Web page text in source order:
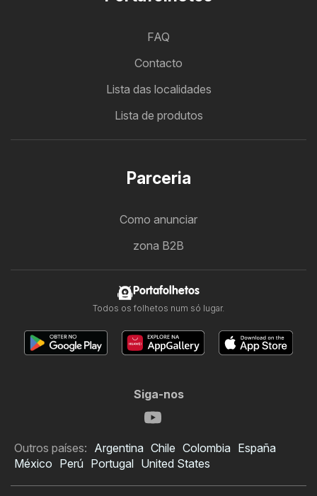
FAQ
Contacto
Lista das localidades
Lista de produtos
Parceria
Como anunciar
zona B2B
Portafolhetos
Todos os folhetos num só lugar.
Siga-nos
Outros países: Argentina Chile Colombia España
México Perú Portugal United States